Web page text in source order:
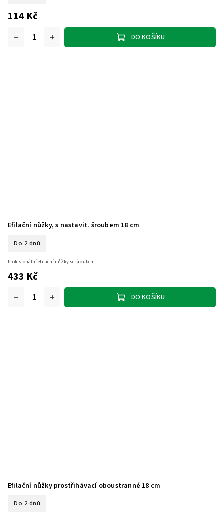
114 Kč
DO KOŠÍKU
Efilační nůžky, s nastavit. šroubem 18 cm
Do 2 dnů
433 Kč
DO KOŠÍKU
Profesionální efilační nůžky se šroubem
Efilační nůžky prostřihávací oboustranné 18 cm
Do 2 dnů